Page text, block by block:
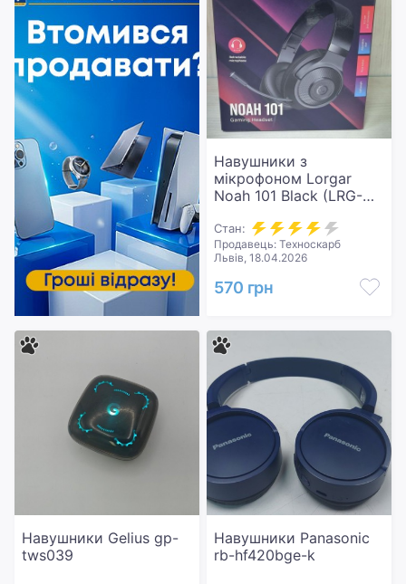
Навушники з
мікрофоном Lorgar
Noah 101 Black (LRG-
Стан:
Продавець: Техноскарб
Львів, 18.04.2026
570 грн
Навушники Gelius gp-
tws039
Навушники Panasonic
rb-hf420bge-k